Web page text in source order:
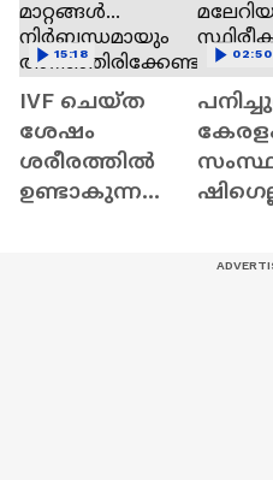
IVF ചെയ്ത
ശേഷം
ശരീരത്തിൽ
ഉണ്ടാകുന്ന
15:18 02:50